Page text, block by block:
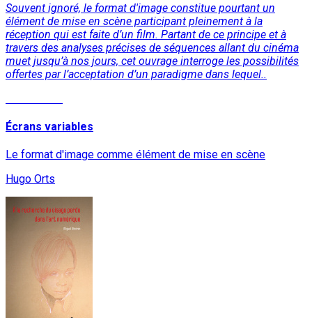
Souvent ignoré, le format d'image constitue pourtant un
élément de mise en scène participant pleinement à la
réception qui est faite d’un film. Partant de ce principe et à
travers des analyses précises de séquences allant du cinéma
muet jusqu’à nos jours, cet ouvrage interroge les possibilités
offertes par l’acceptation d’un paradigme dans lequel..
Écrans variables
Le format d'image comme élément de mise en scène
Hugo Orts